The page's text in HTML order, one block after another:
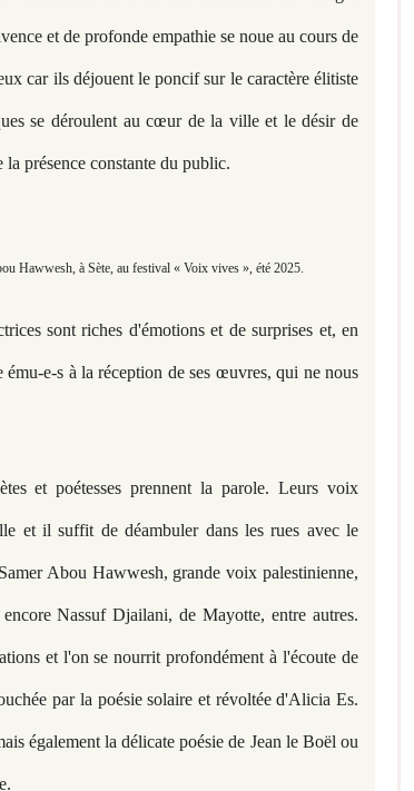
et de profonde empathie se noue au cours de
car ils déjouent le poncif sur le caractère élitiste
se déroulent au cœur de la ville et le désir de
présence constante du public.
Hawwesh, à Sète, au festival « Voix vives », été 2025.
sont riches d'émotions et de surprises et, en
ému-e-s à la réception de ses œuvres, qui ne nous
et poétesses prennent la parole. Leurs voix
et il suffit de déambuler dans les rues avec le
Abou Hawwesh, grande voix palestinienne,
Nassuf Djailani, de Mayotte, entre autres.
et l'on se nourrit profondément à l'écoute de
par la poésie solaire et révoltée d'Alicia Es.
également la délicate poésie de Jean le Boël ou